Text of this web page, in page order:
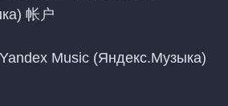
帐户
Music (Яндекс.Музыка)